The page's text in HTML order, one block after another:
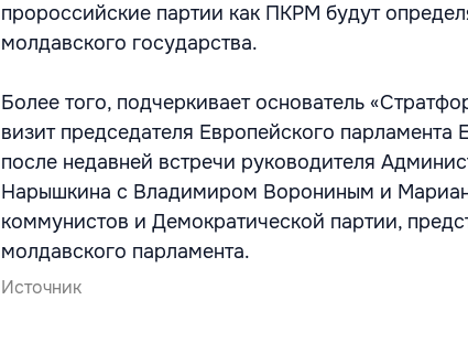
пророссийские партии как ПКРМ будут
молдавского государства.
Более того, подчеркивает основатель
визит председателя Европейского парламента
после недавней встречи руководителя
Нарышкина с Владимиром Ворониным и
коммунистов и Демократической партии,
молдавского парламента.
Источник